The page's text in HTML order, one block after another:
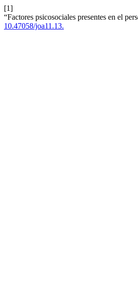
[1]
“Factores psicosociales presentes en el
10.47058/joa11.13.